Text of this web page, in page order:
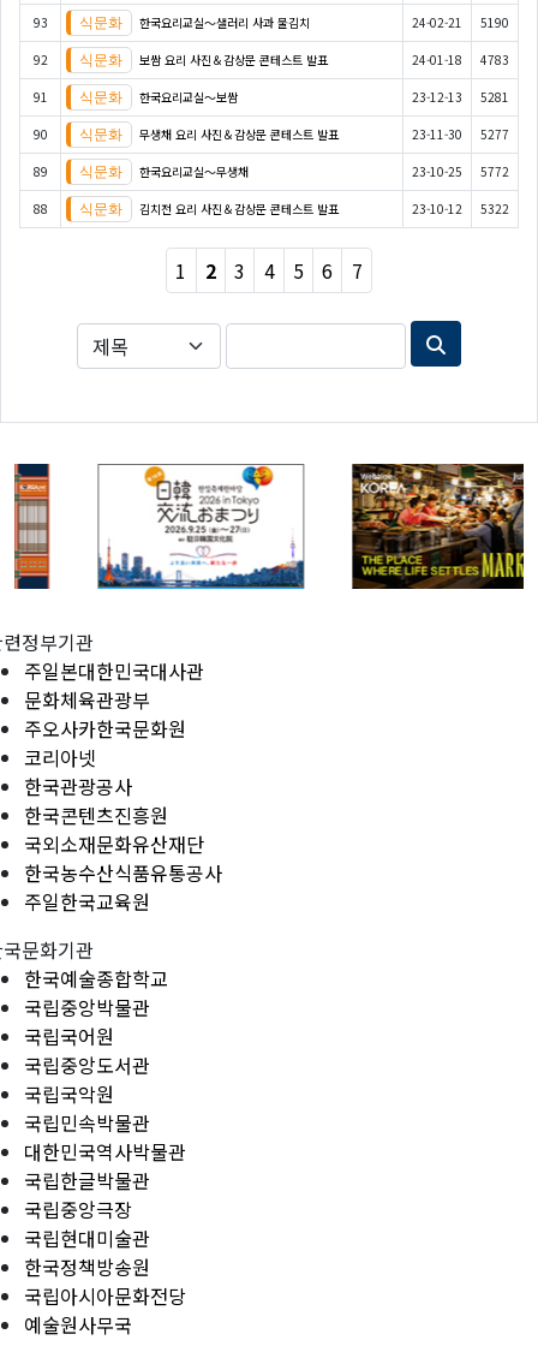
93 한국요리교실〜샐러리 사과 물김치 24-02-21 5190
92 보쌈 요리 사진＆감상문 콘테스트 발표 24-01-18 4783
91 한국요리교실〜보쌈 23-12-13 5281
90 무생채 요리 사진＆감상문 콘테스트 발표 23-11-30 5277
89 한국요리교실〜무생채 23-10-25 5772
88 김치전 요리 사진＆감상문 콘테스트 발표 23-10-12 5322
1 2 3 4 5 6 7
정부기관
주일본대한민국대사관
문화체육관광부
주오사카한국문화원
코리아넷
한국관광공사
한국콘텐츠진흥원
국외소재문화유산재단
한국농수산식품유통공사
주일한국교육원
문화기관
한국예술종합학교
국립중앙박물관
국립국어원
국립중앙도서관
국립국악원
국립민속박물관
대한민국역사박물관
국립한글박물관
국립중앙극장
국립현대미술관
한국정책방송원
국립아시아문화전당
예술원사무국